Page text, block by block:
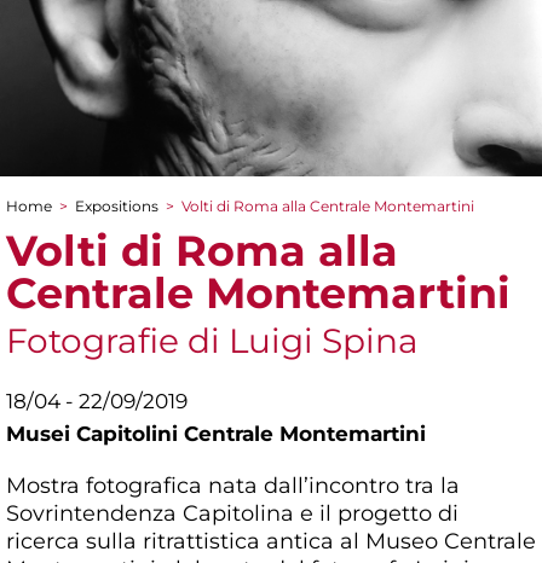
You are here
Home > Expositions > Volti di Roma alla Centrale Montemartini
Volti di Roma alla
Centrale Montemartini
Fotografie di Luigi Spina
18/04 - 22/09/2019
Musei Capitolini Centrale Montemartini
Mostra fotografica nata dall’incontro tra la
Sovrintendenza Capitolina e il progetto di
ricerca sulla ritrattistica antica al Museo Centrale